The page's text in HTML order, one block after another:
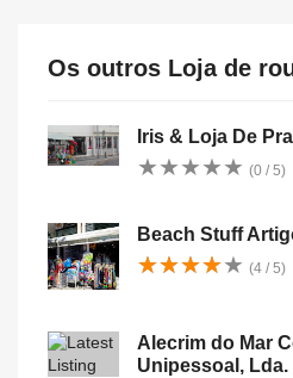
Os outros Loja de
Iris & Loja De
★★★★★
★★★★★ (0 / 5)
Beach Stuff
★★★★★
★★★★★ (4 / 5)
Alecrim do Mar
Unipessoal, Lda.